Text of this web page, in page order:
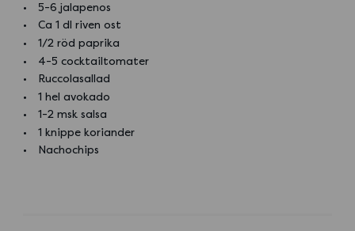
5-6 jalapenos
Ca 1 dl riven ost
1/2 röd paprika
4-5 cocktailtomater
Ruccolasallad
1 hel avokado
1-2 msk salsa
1 knippe koriander
Nachochips